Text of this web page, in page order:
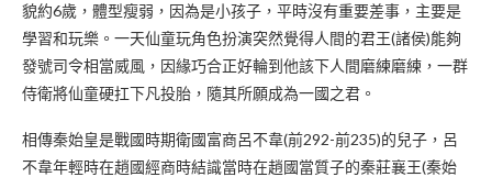
貌約6歲，體型瘦弱，因為是小孩子，平時沒有重要差事，主要是
學習和玩樂。一天仙童玩角色扮演突然覺得人間的君王(諸侯)能夠
發號司令相當威風，因緣巧合正好輪到他該下人間磨練磨練，一群
侍衛將仙童硬扛下凡投胎，隨其所願成為一國之君。
相傳秦始皇是戰國時期衛國富商呂不韋(前292-前235)的兒子，呂
不韋年輕時在趙國經商時結識當時在趙國當質子的秦莊襄王(秦始